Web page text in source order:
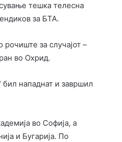
тешка телесна
за БТА.
за случајот –
во Охрид.
нападнат и завршил
во Софија, а
и Бугарија. По